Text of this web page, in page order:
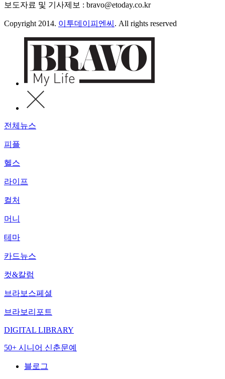
보도자료 및 기사제보 : bravo@etoday.co.kr
Copyright 2014. 이투데이피엔씨 . All rights reserved
전체뉴스
피플
헬스
라이프
컬처
머니
테마
카드뉴스
컷&칼럼
브라보스페셜
브라보리포트
DIGITAL LIBRARY
50+ 시니어 신춘문예
블로그